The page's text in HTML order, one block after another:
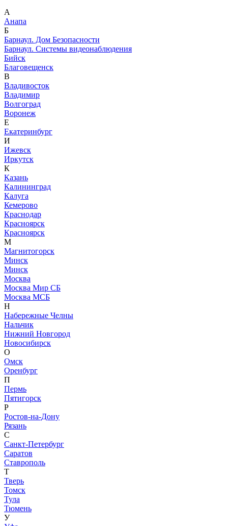
А
Анапа
Б
Барнаул. Дом Безопасности
Барнаул. Системы видеонаблюдения
Бийск
Благовещенск
В
Владивосток
Владимир
Волгоград
Воронеж
Е
Екатеринбург
И
Ижевск
Иркутск
К
Казань
Калининград
Калуга
Кемерово
Краснодар
Красноярск
Красноярск
М
Магнитогорск
Минск
Минск
Москва
Москва Мир СБ
Москва МСБ
Н
Набережные Челны
Нальчик
Нижний Новгород
Новосибирск
О
Омск
Оренбург
П
Пермь
Пятигорск
Р
Ростов-на-Дону
Рязань
С
Санкт-Петербург
Саратов
Ставрополь
Т
Тверь
Томск
Тула
Тюмень
У